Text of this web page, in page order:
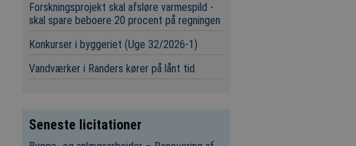
Forskningsprojekt skal afsløre varmespild -
skal spare beboere 20 procent på regningen
Konkurser i byggeriet (Uge 32/2026-1)
Vandværker i Randers kører på lånt tid
Seneste licitationer